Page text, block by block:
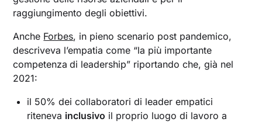
raggiungimento degli obiettivi.
Anche Forbes, in pieno scenario post pandemico,
descriveva l’empatia come “la più importante
competenza di leadership” riportando che, già nel
2021:
il 50% dei collaboratori di leader empatici
riteneva inclusivo il proprio luogo di lavoro a